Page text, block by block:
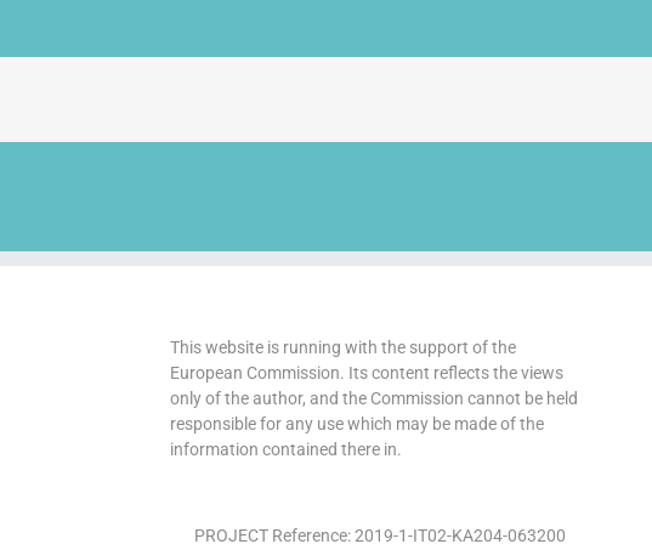
This website is running with the support of the
European Commission. Its content reflects the views
only of the author, and the Commission cannot be held
responsible for any use which may be made of the
information contained there in.
PROJECT Reference: 2019-1-IT02-KA204-063200